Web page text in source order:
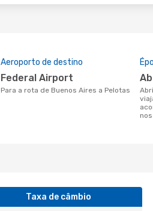
Aeroporto de destino
Federal Airport
Para a rota de Buenos Aires a Pelotas
abril é a altura mais concorrida para
Taxa de câmbio